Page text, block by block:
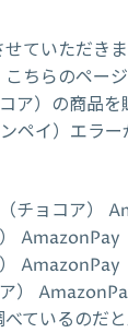
ていただき
ちらのペー
ア）の商品を
ペイ）エラー
チョコア）
AmazonPay
ア）
ているのだと